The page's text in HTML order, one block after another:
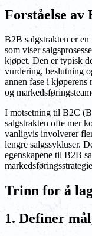
Forståelse av
B2B salgstrakten er en
som viser
kjøpet. Den er typisk
vurdering, beslutning
annen fase i
og
I motsetning til B2C
salgstrakten ofte mer
vanligvis involverer
lengre salgssykluser.
egenskapene til B2B
Trinn for å
1. Definer